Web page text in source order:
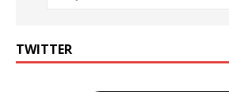
TWITTER